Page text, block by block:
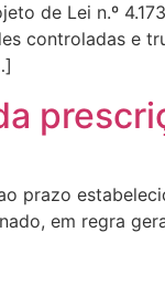
de Lei n.º
controladas e
prazo
em regra